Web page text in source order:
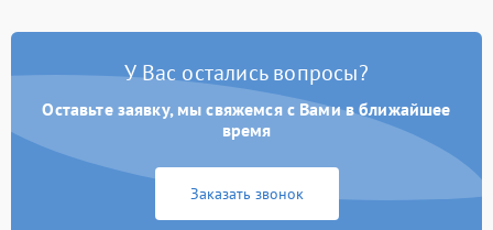
У Вас остались вопросы?
Оставьте заявку, мы свяжемся с Вами в ближайшее
время
Заказать звонок